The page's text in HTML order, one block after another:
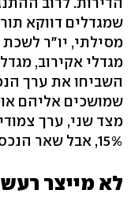
שמגדלים דווקא
מסילתי, יו"ר
מגדלי אקירוב,
השביחו את ערך
שמושכים אליהם
מצד שני, ערך
15%, אבל שאר הנכסים בשכונה יעלו".
לא מייצר רעש